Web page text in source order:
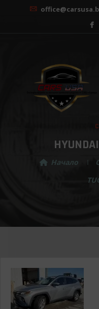
Безплатна
С нашата помощ,
кола никога не е
се за безплатна
Изберете марка
Начало